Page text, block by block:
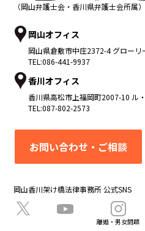
（岡山弁護士会・香川県弁護士会所属）
岡山オフィス
岡山県倉敷市中庄2372-4 グローリ
TEL:086-441-9937
香川オフィス
香川県高松市 上福岡町2007-10 ル
TEL:087-802-2573
お問い合わせ・ご相談
岡山香川架け橋法律事務所 公式SNS
離婚・男女問題